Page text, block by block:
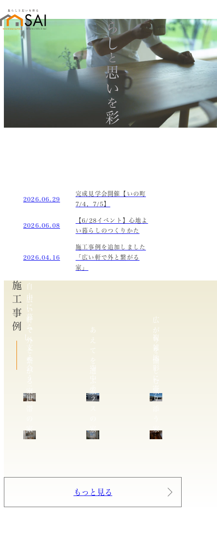
暮らし
と
思い
を
彩る
2026.06.29
完成見学会開催【いの町
7/4，7/5】
2026.06.08
【6/28イベント】心地よ
い暮らしのつくりかた
2026.04.16
施工事例を追加しました
「広い軒で外と繋がる
家」
施工事例
広
い
軒
で
外
と
繋
が
る
あ
え
て
を
選
広
が
り
を
愉
し
自
由
に
暮
ら
し、
支
え
合
う
世
家
空
ラ
家
複
雑
地
形
り
家
もっと見る